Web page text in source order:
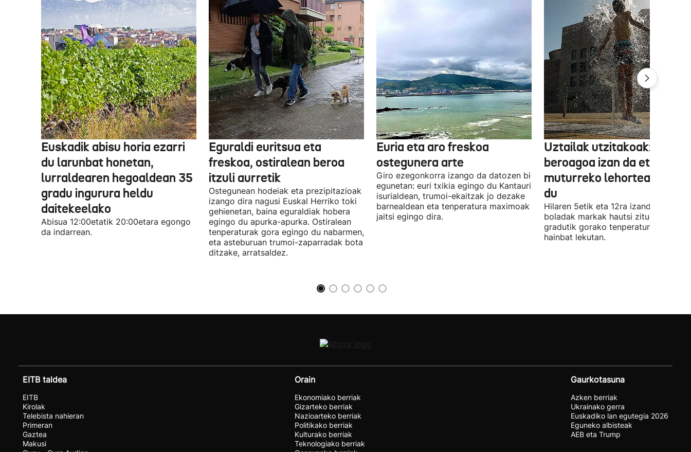
Euskadik abisu horia ezarri
du larunbat honetan,
lurraldearen hegoaldean 35
gradu ingurura heldu
daitekeelako
Abisua 12:00etatik 20:00etara egongo
da indarrean.
Eguraldi euritsua eta
freskoa, ostiralean beroa
itzuli aurretik
Ostegunean hodeiak eta prezipitazioak
izango dira nagusi Euskal Herriko toki
gehienetan, baina eguraldiak hobera
egingo du apurka-apurka. Ostiralean
tenperaturak gora egingo du nabarmen,
eta asteburuan trumoi-zaparradak bota
ditzake, arratsaldez.
Euria eta aro freskoa
ostegunera arte
Giro ezegonkorra izango da datozen bi
egunetan: euri txikia egingo du Kantauri
isurialdean, trumoi-ekaitzak jo dezake
barnealdean eta tenperatura maximoak
jaitsi egingo dira.
Uztailak utzitakoak: 3,6 ºC
beroagoa izan da eta
muturreko lehortea ekarri
du
Hilaren 5etik eta 12ra izandako bero-
boladak markak hautsi zituen. 40
gradutik gorako tenperaturak izan
hainbat lekutan.
EITB taldea
EITB
Kirolak
Telebista nahieran
Primeran
Gaztea
Makusi
Orain
Ekonomiako berriak
Gizarteko berriak
Nazioarteko berriak
Politikako berriak
Kulturako berriak
Teknologiako berriak
Gaurkotasuna
Azken berriak
Ukrainako gerra
Euskadiko lan egutegia 2026
Eguneko albisteak
AEB eta Trump